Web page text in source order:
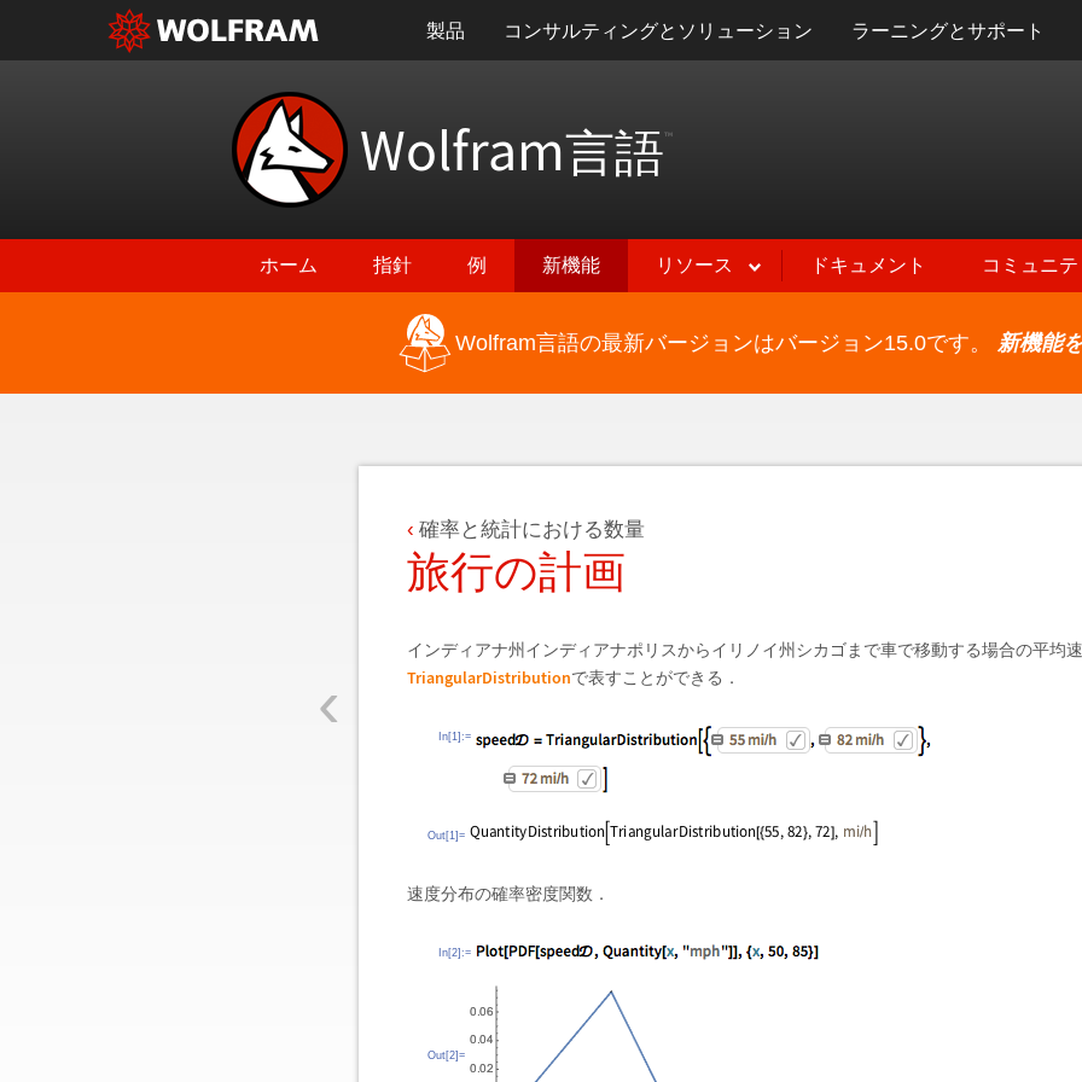
製品 コンサルティングとソリューション ラーニングとサポート
Wolfram言語™
ホーム 指針 例 新機能 リソース ドキュメント コミュニテ
Wolfram言語の最新バージョンはバージョン15.0です。 新機能
‹
確率と統計における数量
旅行の計画
インディアナ州インディアナポリスからイリノイ州シカゴまで車で移動する場合の平均
TriangularDistributionで表すことができる．
In[1]:=
Out[1]=
速度分布の確率密度関数．
In[2]:=
Out[2]=